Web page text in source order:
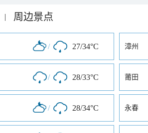
| 周边景点
/ 27/34°C 漳州
/ 28/33°C 莆田
/ 28/34°C 永春